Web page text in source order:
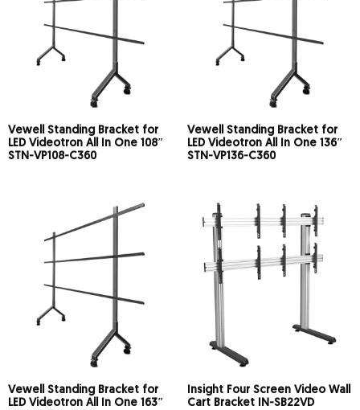
Vewell Standing Bracket for
LED Videotron All In One 108″
STN-VP108-C360
Vewell Standing Bracket for
LED Videotron All In One 136″
STN-VP136-C360
Vewell Standing Bracket for
LED Videotron All In One 163″
Insight Four Screen Video Wall
Cart Bracket IN-SB22VD